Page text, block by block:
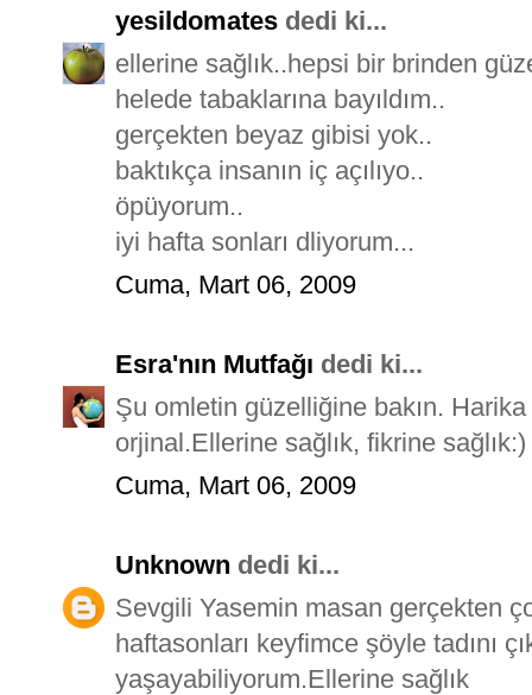
yesildomates dedi ki...
ellerine sağlık..hepsi bir brinden
helede tabaklarına bayıldım..
gerçekten beyaz gibisi yok..
baktıkça insanın iç açılıyo..
öpüyorum..
iyi hafta sonları dliyorum...
Cuma, Mart 06, 2009
Esra'nın Mutfağı dedi ki...
Şu omletin güzelliğine bakın.
orjinal.Ellerine sağlık, fikrine sağlık:)
Cuma, Mart 06, 2009
Unknown dedi ki...
Sevgili Yasemin masan gerçekten
haftasonları keyfimce şöyle tadını
yaşayabiliyorum.Ellerine sağlık